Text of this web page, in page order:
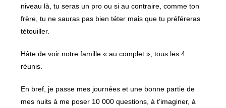
niveau là, tu seras un pro ou si au contraire, comme ton
frère, tu ne sauras pas bien téter mais que tu préféreras
tétouiller.
Hâte de voir notre famille « au complet », tous les 4
réunis.
En bref, je passe mes journées et une bonne partie de
mes nuits à me poser 10 000 questions, à t’imaginer, à